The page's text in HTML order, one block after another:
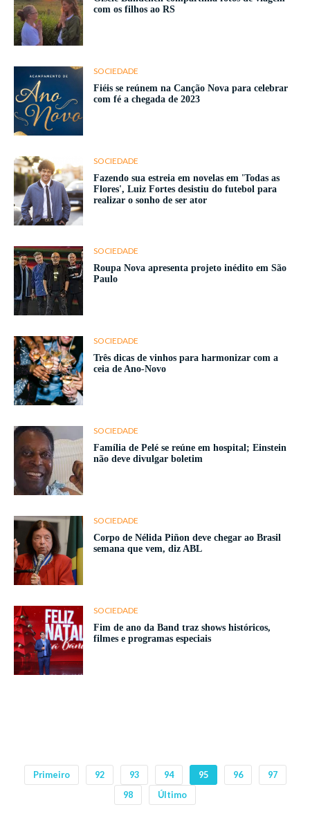
com os filhos ao RS
SOCIEDADE
Fiéis se reúnem na Canção Nova para celebrar
com fé a chegada de 2023
SOCIEDADE
Fazendo sua estreia em novelas em 'Todas as
Flores', Luiz Fortes desistiu do futebol para
realizar o sonho de ser ator
SOCIEDADE
Roupa Nova apresenta projeto inédito em São
Paulo
SOCIEDADE
Três dicas de vinhos para harmonizar com a
ceia de Ano-Novo
SOCIEDADE
Família de Pelé se reúne em hospital; Einstein
não deve divulgar boletim
SOCIEDADE
Corpo de Nélida Piñon deve chegar ao Brasil
semana que vem, diz ABL
SOCIEDADE
Fim de ano da Band traz shows históricos,
filmes e programas especiais
Primeiro 92 93 94 95 96
97
98
Último